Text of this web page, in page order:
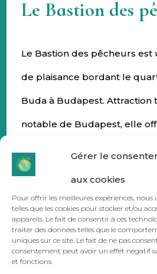
Gérer le
aux cookies
Pour offrir les meilleures expériences, nous
telles que les cookies pour stocker et/ou
appareils. Le fait de consentir à ces
traiter des données telles que le
uniques sur ce site. Le fait de ne pas
consentement peut avoir un effet négatif
et fonctions.
Le Bastion des
Le Bastion des pêcheurs
de plaisance bordant le
Buda à Budapest. Attraction
notable de Budapest, elle
Danube
Ou: Budapest,
Quand: tous les jours